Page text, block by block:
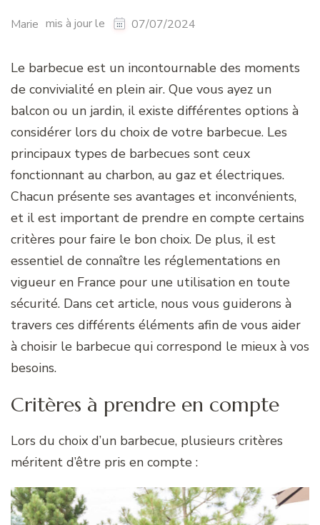
Marie mis à jour le 07/07/2024
Le barbecue est un incontournable des moments
de convivialité en plein air. Que vous ayez un
balcon ou un jardin, il existe différentes options à
considérer lors du choix de votre barbecue. Les
principaux types de barbecues sont ceux
fonctionnant au charbon, au gaz et électriques.
Chacun présente ses avantages et inconvénients,
et il est important de prendre en compte certains
critères pour faire le bon choix. De plus, il est
essentiel de connaître les réglementations en
vigueur en France pour une utilisation en toute
sécurité. Dans cet article, nous vous guiderons à
travers ces différents éléments afin de vous aider
à choisir le barbecue qui correspond le mieux à vos
besoins.
Critères à prendre en compte
Lors du choix d’un barbecue, plusieurs critères
méritent d’être pris en compte :